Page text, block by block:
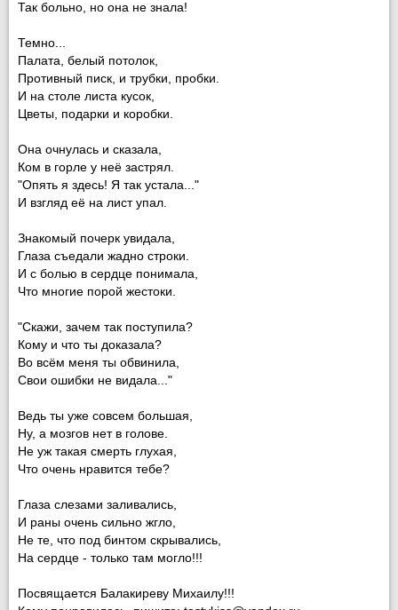
Так больно, но она не знала!
Темно...
Палата, белый потолок,
Противный писк, и трубки, пробки.
И на столе листа кусок,
Цветы, подарки и коробки.
Она очнулась и сказала,
Ком в горле у неё застрял.
"Опять я здесь! Я так устала..."
И взгляд её на лист упал.
Знакомый почерк увидала,
Глаза съедали жадно строки.
И с болью в сердце понимала,
Что многие порой жестоки.
"Скажи, зачем так поступила?
Кому и что ты доказала?
Во всём меня ты обвинила,
Свои ошибки не видала..."
Ведь ты уже совсем большая,
Ну, а мозгов нет в голове.
Не уж такая смерть глухая,
Что очень нравится тебе?
Глаза слезами заливались,
И раны очень сильно жгло,
Не те, что под бинтом скрывались,
На сердце - только там могло!!!
Посвящается Балакиреву Михаилу!!!